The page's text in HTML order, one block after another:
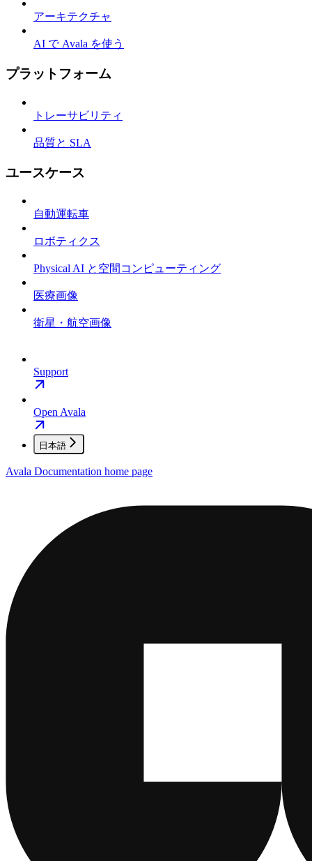
アーキテクチャ
AI で Avala を使う
プラットフォーム
トレーサビリティ
品質と SLA
ユースケース
自動運転車
ロボティクス
Physical AI と空間コンピューティング
医療画像
衛星・航空画像
Support
Open Avala
日本語
Avala Documentation home page